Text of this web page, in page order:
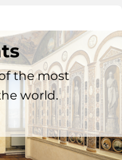
the most
world.